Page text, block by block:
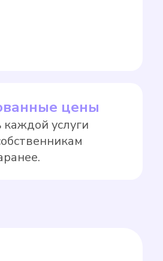
цены
услуги